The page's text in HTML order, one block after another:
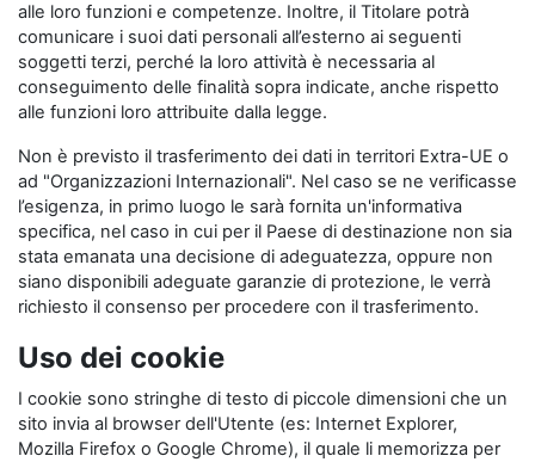
alle loro funzioni e competenze. Inoltre, il Titolare potrà
comunicare i suoi dati personali all’esterno ai seguenti
soggetti terzi, perché la loro attività è necessaria al
conseguimento delle finalità sopra indicate, anche rispetto
alle funzioni loro attribuite dalla legge.
Non è previsto il trasferimento dei dati in territori Extra-UE o
ad "Organizzazioni Internazionali". Nel caso se ne verificasse
l’esigenza, in primo luogo le sarà fornita un'informativa
specifica, nel caso in cui per il Paese di destinazione non sia
stata emanata una decisione di adeguatezza, oppure non
siano disponibili adeguate garanzie di protezione, le verrà
richiesto il consenso per procedere con il trasferimento.
Uso dei cookie
I cookie sono stringhe di testo di piccole dimensioni che un
sito invia al browser dell'Utente (es: Internet Explorer,
Mozilla Firefox o Google Chrome), il quale li memorizza per